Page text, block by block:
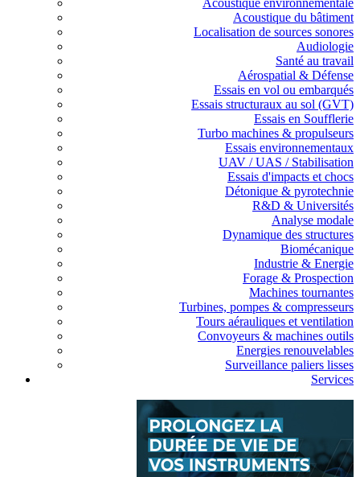
Acoustique environnementale
Acoustique du bâtiment
Localisation de sources sonores
Audiologie
Santé au travail
Aérospatial & Défense
Essais en vol ou embarqués
Essais structuraux au sol (GVT)
Essais en Soufflerie
Turbo machines & propulseurs
Essais environnementaux
UAV / UAS / Stabilisation
Essais d'impacts et chocs
Détonique & pyrotechnie
R&D & Universités
Analyse modale
Dynamique des structures
Biomécanique
Industrie & Energie
Forage & Prospection
Machines tournantes
Turbines, pompes & compresseurs
Tours aérauliques et ventilation
Convoyeurs & machines outils
Energies renouvelables
Surveillance paliers lisses
Services